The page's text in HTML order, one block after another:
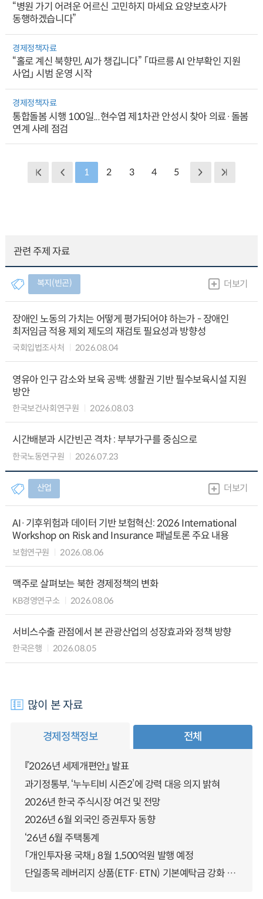
“병원 가기 어려운 어르신 고민하지 마세요 요양보호사가
동행하겠습니다”
경제정책자료
“홀로 계신 북향민, AI가 챙깁니다” 「따르릉 AI 안부확인 지원
사업」 시범 운영 시작
경제정책자료
통합돌봄 시행 100일...현수엽 제1차관 안성시 찾아 의료·돌봄
연계 사례 점검
1 2 3 4 5
관련 주제 자료
복지(빈곤) 더보기
장애인 노동의 가치는 어떻게 평가되어야 하는가 - 장애인
최저임금 적용 제외 제도의 재검토 필요성과 방향성
국회입법조사처 2026.08.04
영유아 인구 감소와 보육 공백: 생활권 기반 필수보육시설 지원
방안
한국보건사회연구원 2026.08.03
시간배분과 시간빈곤 격차 : 부부가구를 중심으로
한국노동연구원 2026.07.23
산업 더보기
AI·기후위험과 데이터 기반 보험혁신: 2026 International
Workshop on Risk and Insurance 패널토론 주요 내용
보험연구원 2026.08.06
맥주로 살펴보는 북한 경제정책의 변화
KB경영연구소 2026.08.06
서비스수출 관점에서 본 관광산업의 성장효과와 정책 방향
한국은행 2026.08.05
많이 본 자료
경제정책정보 전체
『2026년 세제개편안』 발표
과기정통부, ‘누누티비 시즌2’에 강력 대응 의지 밝혀
2026년 한국 주식시장 여건 및 전망
2026년 6월 외국인 증권투자 동향
‘26년 6월 주택통계
「개인투자용 국채」 8월 1,500억원 발행 예정
단일종목 레버리지 상품(ETF·ETN) 기본예탁금 강화 조기시행 방안 안내